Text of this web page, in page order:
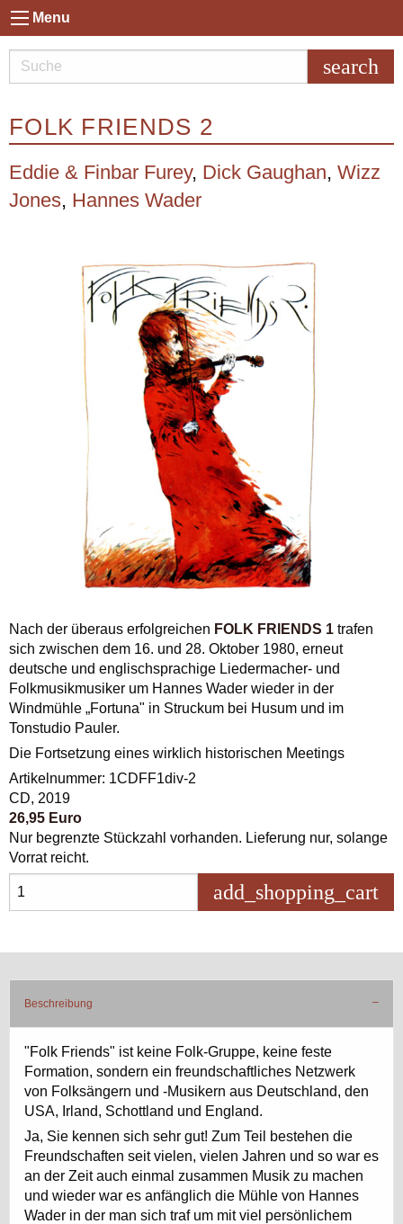
Menu
search
FOLK FRIENDS 2
Eddie & Finbar Furey, Dick Gaughan, Wizz
Jones, Hannes Wader
Nach der überaus erfolgreichen FOLK FRIENDS 1 trafen
sich zwischen dem 16. und 28. Oktober 1980, erneut
deutsche und englischsprachige Liedermacher- und
Folkmusikmusiker um Hannes Wader wieder in der
Windmühle „Fortuna" in Struckum bei Husum und im
Tonstudio Pauler.
Die Fortsetzung eines wirklich historischen Meetings
Artikelnummer: 1CDFF1div-2
CD, 2019
26,95 Euro
Nur begrenzte Stückzahl vorhanden. Lieferung nur, solange
Vorrat reicht.
add_shopping_cart
Beschreibung
"Folk Friends" ist keine Folk-Gruppe, keine feste
Formation, sondern ein freundschaftliches Netzwerk
von Folksängern und -Musikern aus Deutschland, den
USA, Irland, Schottland und England.
Ja, Sie kennen sich sehr gut! Zum Teil bestehen die
Freundschaften seit vielen, vielen Jahren und so war es
an der Zeit auch einmal zusammen Musik zu machen
und wieder war es anfänglich die Mühle von Hannes
Wader in der man sich traf um mit viel persönlichem